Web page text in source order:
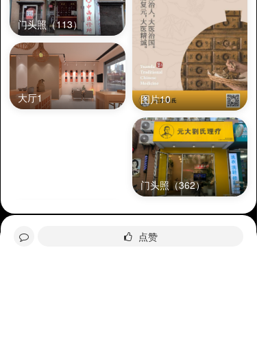
门头照（113）
大厅1 图片10
门头照（362）
全部评论 点赞